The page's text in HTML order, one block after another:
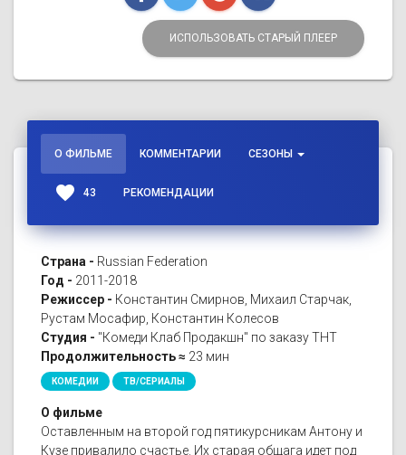
ИСПОЛЬЗОВАТЬ СТАРЫЙ ПЛЕЕР
О ФИЛЬМЕ КОММЕНТАРИИ СЕЗОНЫ
favorite 43 РЕКОМЕНДАЦИИ
Страна - Russian Federation
Год - 2011-2018
Режиссер - Константин Смирнов, Михаил Старчак,
Рустам Мосафир, Константин Колесов
Студия - "Комеди Клаб Продакшн" по заказу ТНТ
Продолжительность ≈ 23 мин
КОМЕДИИ ТВ/СЕРИАЛЫ
О фильме
Оставленным на второй год пятикурсникам Антону и
Кузе привалило счастье. Их старая общага идет под